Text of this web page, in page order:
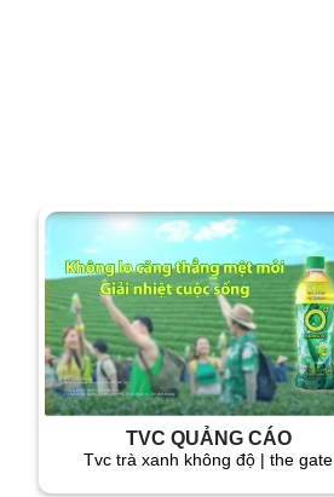
TVC QUẢNG CÁO
tvc trà xanh không độ | the gate